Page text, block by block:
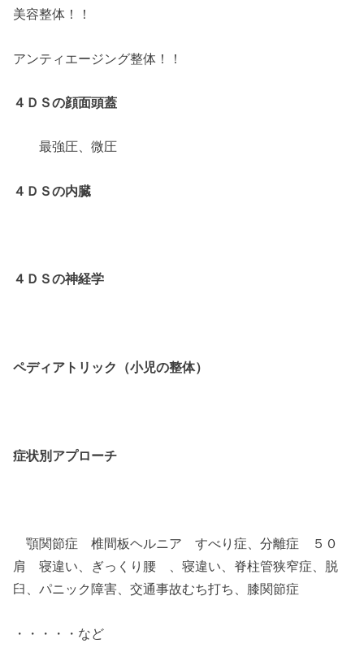
美容整体！！
アンティエージング整体！！
４ＤＳの顔面頭蓋
最強圧、微圧
４ＤＳの内臓
４ＤＳの神経学
ペディアトリック（小児の整体）
症状別アプローチ
顎関節症 椎間板ヘルニア すべり症、分離症 ５０
肩 寝違い、ぎっくり腰 、寝違い、脊柱管狭窄症、脱
臼、パニック障害、交通事故むち打ち、膝関節症
・・・・・など